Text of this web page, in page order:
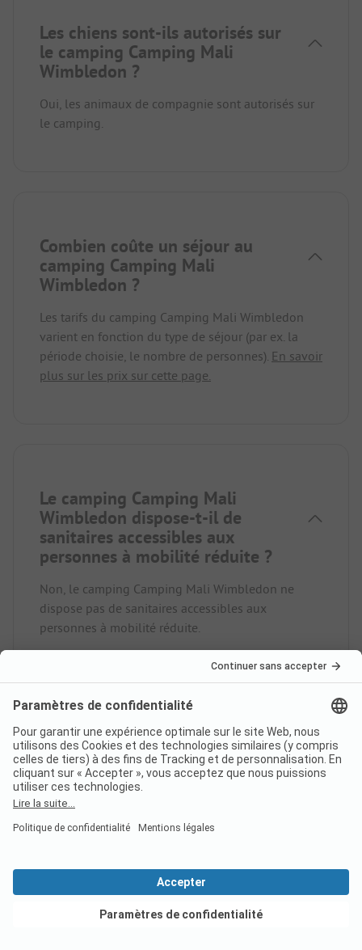
Les chiens sont-ils autorisés sur
le camping Camping Mali
Wimbledon ?
Oui, les animaux de compagnie sont autorisés sur
le camping.
Combien coûte un séjour au
camping Camping Mali
Wimbledon ?
Les tarifs du camping Camping Mali Wimbledon
varient en fonction du type de séjour (par ex. la
période choisie, le nombre de personnes). En savoir
plus sur les prix sur cette page.
Le camping Camping Mali
Wimbledon dispose-t-il de
sanitaires accessibles aux
personnes à mobilité réduite ?
Non, le camping Camping Mali Wimbledon ne
dispose pas de sanitaires accessibles aux
personnes à mobilité réduite.
Le camping Camping Mali
Wimbledon dispose-t-il d'une
connexion Internet ?
Le camping Camping Mali
Wimbledon a-t-il été
Voir les offres